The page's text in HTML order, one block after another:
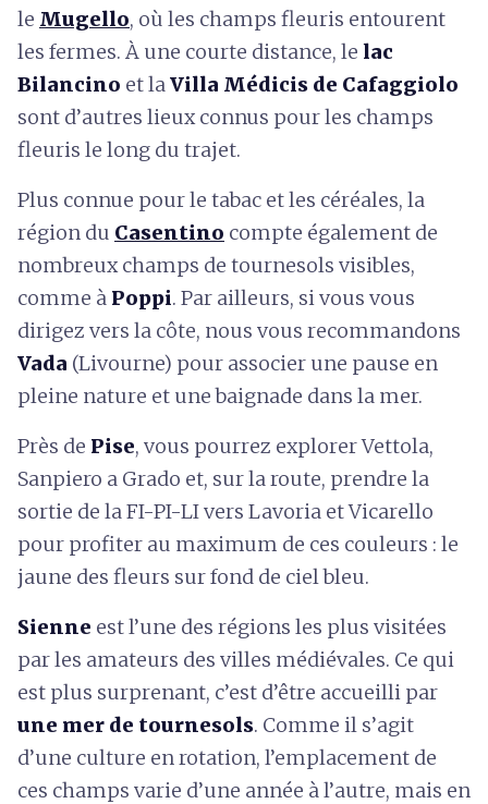
le Mugello, où les champs fleuris entourent
les fermes. À une courte distance, le lac
Bilancino et laVilla Médicis de Cafaggiolo
sont d’autres lieux connus pour les champs
fleuris le long du trajet.
Plus connue pour le tabac et les céréales, la
région du Casentino compte également de
nombreux champs de tournesols visibles,
comme à Poppi. Par ailleurs, si vous vous
dirigez vers la côte, nous vous recommandons
Vada (Livourne) pour associer une pause en
pleine nature et une baignade dans la mer.
Près de Pise, vous pourrez explorer Vettola,
Sanpiero a Grado et, sur la route, prendre la
sortie de la FI-PI-LI vers Lavoria et Vicarello
pour profiter au maximum de ces couleurs : le
jaune des fleurs sur fond de ciel bleu.
Sienne est l’une des régions les plus visitées
par les amateurs des villes médiévales. Ce qui
est plus surprenant, c’est d’être accueilli par
une mer de tournesols. Comme il s’agit
d’une culture en rotation, l’emplacement de
ces champs varie d’une année à l’autre, mais en